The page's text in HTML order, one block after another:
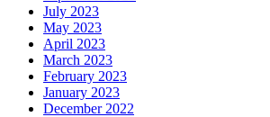
July 2023
May 2023
April 2023
March 2023
February 2023
January 2023
December 2022